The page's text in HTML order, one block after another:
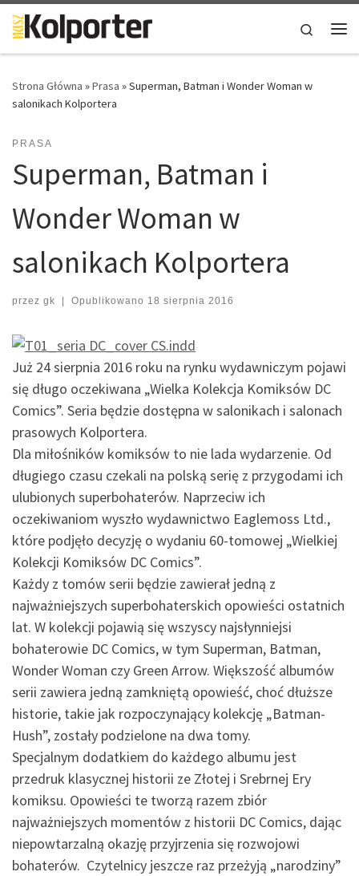
Skip to content
Search
Strona Główna »Prasa »Superman, Batman i Wonder Woman w
salonikach Kolportera
PRASA
Superman, Batman i
Wonder Woman w
salonikach Kolportera
przez gk | Opublikowano 18 sierpnia 2016
Już 24 sierpnia 2016 roku na rynku wydawniczym pojawi
się długo oczekiwana „Wielka Kolekcja Komiksów DC
Comics”. Seria będzie dostępna w salonikach i salonach
prasowych Kolportera.
Dla miłośników komiksów to nie lada wydarzenie. Od
długiego czasu czekali na polską serię z przygodami ich
ulubionych superbohaterów. Naprzeciw ich
oczekiwaniom wyszło wydawnictwo Eaglemoss Ltd.,
które podjęło decyzję o wydaniu 60-tomowej „Wielkiej
Kolekcji Komiksów DC Comics”.
Każdy z tomów serii będzie zawierał jedną z
najważniejszych superbohaterskich opowieści ostatnich
lat. W kolekcji pojawią się wszyscy najsłynniejsi
bohaterowie DC Comics, w tym Superman, Batman,
Wonder Woman czy Green Arrow. Większość albumów
serii zawiera jedną zamkniętą opowieść, choć dłuższe
historie, takie jak rozpoczynający kolekcję „Batman-
Hush”, zostały podzielone na dwa tomy.
Specjalnym dodatkiem do każdego albumu jest
przedruk klasycznej historii ze Złotej i Srebrnej Ery
komiksu. Opowieści te tworzą razem zbiór
najważniejszych momentów z historii DC Comics, dając
niepowtarzalną okazję przyjrzenia się rozwojowi
bohaterów. Czytelnicy jeszcze raz przeżyją „narodziny”